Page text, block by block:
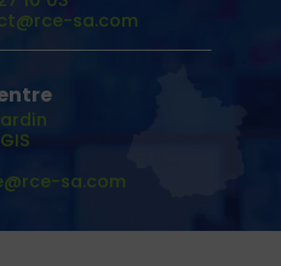
sa.com
sa.com